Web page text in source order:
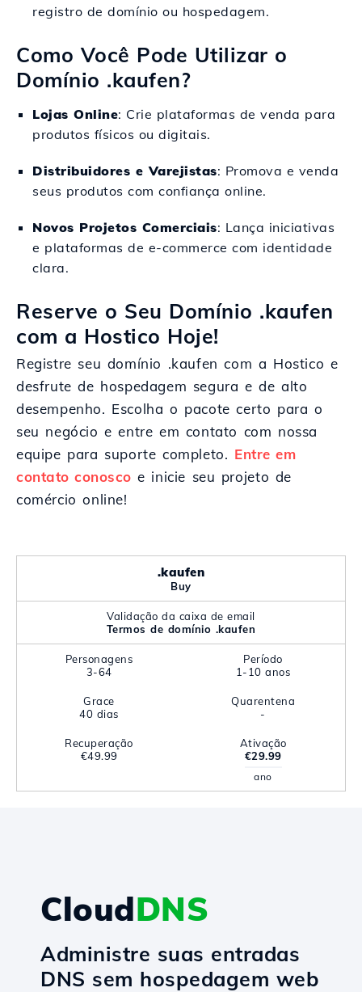
registro de domínio ou hospedagem.
Como Você Pode Utilizar o
Domínio .kaufen?
Lojas Online: Crie plataformas de venda para
produtos físicos ou digitais.
Distribuidores e Varejistas: Promova e venda
seus produtos com confiança online.
Novos Projetos Comerciais: Lança iniciativas
e plataformas de e-commerce com identidade
clara.
Reserve o Seu Domínio .kaufen
com a Hostico Hoje!
Registre seu domínio .kaufen com a Hostico e
desfrute de hospedagem segura e de alto
desempenho. Escolha o pacote certo para o
seu negócio e entre em contato com nossa
equipe para suporte completo. Entre em
contato conosco e inicie seu projeto de
comércio online!
.kaufen
Buy
Validação da caixa de email
Termos de domínio .kaufen
Personagens
3-64
Período
1-10 anos
Grace
40 dias
Quarentena
-
Recuperação
€49.99
Ativação
€29.99
ano
CloudDNS
Administre suas entradas
DNS sem hospedagem web